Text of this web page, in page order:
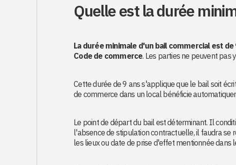
Quelle est la durée
La durée minimale d'un bail commercial est de
Code de commerce. Les parties ne peuvent pas
Cette durée de 9 ans s'applique que le bail soit
de commerce dans un local bénéficie
Le point de départ du bail est déterminant. Il
l'absence de stipulation contractuelle, il faudra se
les lieux ou date de prise d'effet mentionnée dans